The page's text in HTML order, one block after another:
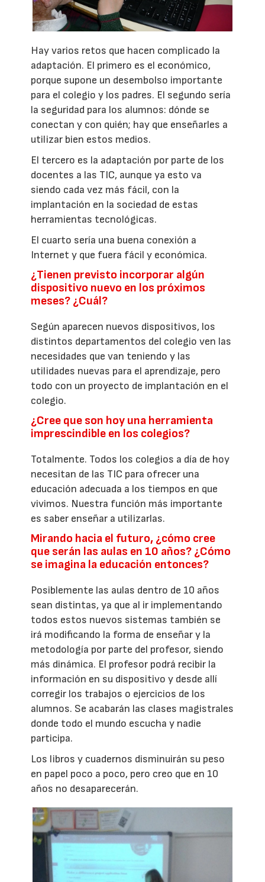
Hay varios retos que hacen complicado la
adaptación. El primero es el económico,
porque supone un desembolso importante
para el colegio y los padres. El segundo sería
la seguridad para los alumnos: dónde se
conectan y con quién; hay que enseñarles a
utilizar bien estos medios.
El tercero es la adaptación por parte de los
docentes a las TIC, aunque ya esto va
siendo cada vez más fácil, con la
implantación en la sociedad de estas
herramientas tecnológicas.
El cuarto sería una buena conexión a
Internet y que fuera fácil y económica.
¿Tienen previsto incorporar algún
dispositivo nuevo en los próximos
meses? ¿Cuál?
Según aparecen nuevos dispositivos, los
distintos departamentos del colegio ven las
necesidades que van teniendo y las
utilidades nuevas para el aprendizaje, pero
todo con un proyecto de implantación en el
colegio.
¿Cree que son hoy una herramienta
imprescindible en los colegios?
Totalmente. Todos los colegios a día de hoy
necesitan de las TIC para ofrecer una
educación adecuada a los tiempos en que
vivimos. Nuestra función más importante
es saber enseñar a utilizarlas.
Mirando hacia el futuro, ¿cómo cree
que serán las aulas en 10 años? ¿Cómo
se imagina la educación entonces?
Posiblemente las aulas dentro de 10 años
sean distintas, ya que al ir implementando
todos estos nuevos sistemas también se
irá modificando la forma de enseñar y la
metodología por parte del profesor, siendo
más dinámica. El profesor podrá recibir la
información en su dispositivo y desde allí
corregir los trabajos o ejercicios de los
alumnos. Se acabarán las clases magistrales
donde todo el mundo escucha y nadie
participa.
Los libros y cuadernos disminuirán su peso
en papel poco a poco, pero creo que en 10
años no desaparecerán.